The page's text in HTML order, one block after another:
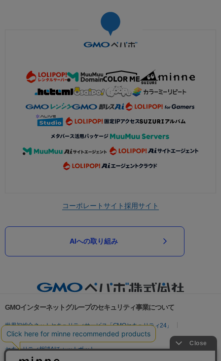
コーポレートサイト採用サイト
AIへの取り組み
GMOインターネットグループのセキュリティ事業について
世界初総合ネットセキュリティサービス「GMOセキュリティ24」
パスワード漏洩診断
Webサイトリスク診断
セキュリティ相談AIチャットボット